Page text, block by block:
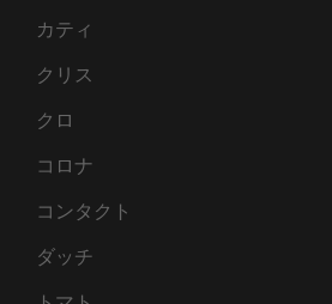
カティ
クリス
クロ
コロナ
コンタクト
ダッチ